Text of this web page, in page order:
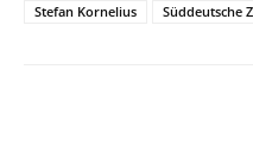
Stefan Kornelius
Süddeutsche